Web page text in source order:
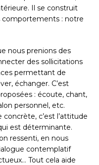
Il se construit
comportements : notre
nous prenions des
des sollicitations
permettant de
échanger. C’est
: écoute, chant,
personnel, etc.
c’est l’attitude
est déterminante.
ressenti, en nous
contemplatif
Tout cela aide